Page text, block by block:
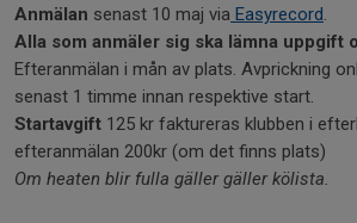
Anmälan senast 10 maj via Easyrecord.
Alla som anmäler sig ska lämna uppgift
Efteranmälan i mån av plats. Avprickning
senast 1 timme innan respektive start.
Startavgift 125 kr faktureras klubben i
efteranmälan 200kr (om det finns plats)
Om heaten blir fulla gäller gäller kölista.